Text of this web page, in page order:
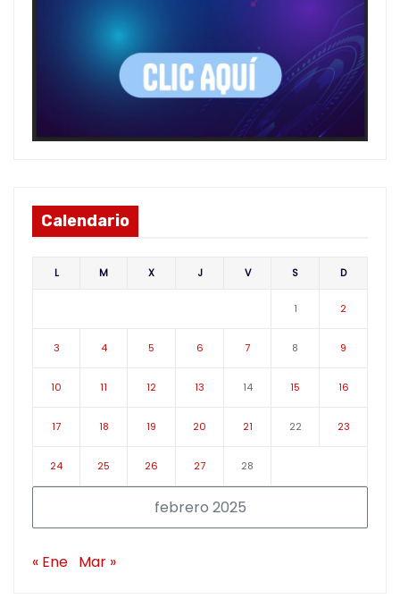
Calendario
febrero 2025
L M X J V S D
1 2
3 4 5 6 7 8 9
10 11 12 13 14 15 16
17 18 19 20 21 22 23
24 25 26 27 28
« Ene Mar »